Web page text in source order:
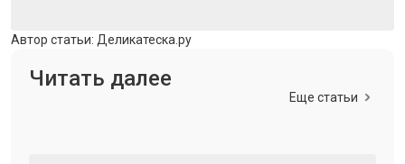
Автор статьи: Деликатеска.ру
Читать далее
Еще статьи